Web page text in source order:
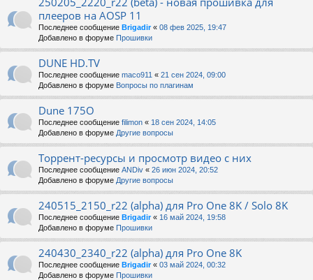
плееров на AOSP 11
Последнее сообщение Brigadir« 08 фев 2025, 19:47
Добавлено в форуме Прошивки
DUNE HD.TV
Последнее сообщение maco911 « 21 сен 2024, 09:00
Добавлено в форуме Вопросы по плагинам
Dune 175O
Последнее сообщение filimon « 18 сен 2024, 14:05
Добавлено в форуме Другие вопросы
Торрент-ресурсы и просмотр видео с них
Последнее сообщение ANDiv « 26 июн 2024, 20:52
Добавлено в форуме Другие вопросы
240515_2150_r22 (alpha) для Pro One 8K / Solo 8K
Последнее сообщение Brigadir« 16 май 2024, 19:58
Добавлено в форуме Прошивки
240430_2340_r22 (alpha) для Pro One 8K
Последнее сообщение Brigadir« 03 май 2024, 00:32
Добавлено в форуме Прошивки